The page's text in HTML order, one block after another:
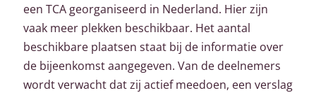
een TCA georganiseerd in Nederland. Hier zijn
vaak meer plekken beschikbaar. Het aantal
beschikbare plaatsen staat bij de informatie over
de bijeenkomst aangegeven. Van de deelnemers
wordt verwacht dat zij actief meedoen, een verslag